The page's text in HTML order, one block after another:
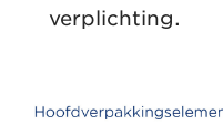
verplichting.